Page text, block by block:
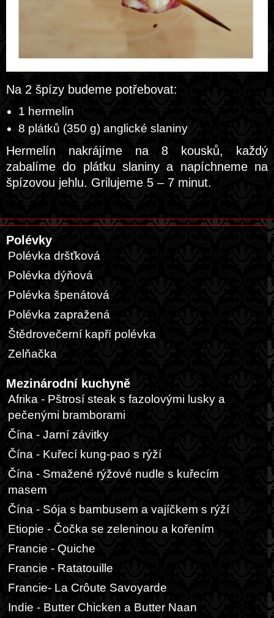
Na 2 špízy budeme potřebovat:
1 hermelín
8 plátků (350 g) anglické slaniny
Hermelín nakrájíme na 8 kousků, každý
zabalíme do plátku slaniny a napíchneme na
špízovou jehlu. Grilujeme 5 – 7 minut.
Polévky
Polévka dršťková
Polévka dýňová
Polévka špenátová
Polévka zapražená
Štědrovečerní kapří polévka
Zelňačka
Mezinárodní kuchyně
Afrika - Pštrosí steak s fazolovými lusky a
pečenými bramborami
Čína - Jarní závitky
Čína - Kuřecí kung-pao s rýží
Čína - Smažené rýžové nudle s kuřecím
masem
Čína - Sója s bambusem a vajíčkem s rýží
Etiopie - Čočka se zeleninou a kořením
Francie - Quiche
Francie - Ratatouille
Francie- La Crôute Savoyarde
Indie - Butter Chicken a Butter Naan